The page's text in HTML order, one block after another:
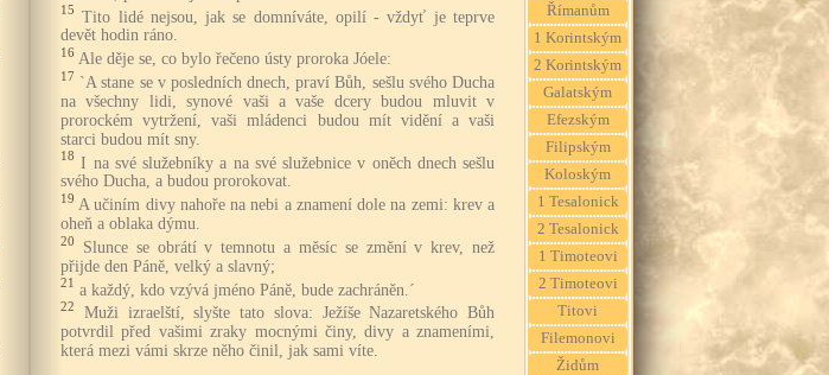
15
Tito lidé nejsou, jak se domníváte, opilí - vždyť je teprve
devět hodin ráno.
16 Ale děje se, co bylo řečeno ústy proroka Jóele:
17 `A stane se v posledních dnech, praví Bůh, sešlu svého Ducha
na všechny lidi, synové vaši a vaše dcery budou mluvit v
prorockém vytržení, vaši mládenci budou mít vidění a vaši
starci budou mít sny.
18 I na své služebníky a na své služebnice v oněch dnech sešlu
svého Ducha, a budou prorokovat.
19 A učiním divy nahoře na nebi a znamení dole na zemi: krev a
oheň a oblaka dýmu.
20
Slunce se obrátí v temnotu a měsíc se změní v krev, než
přijde den Páně, velký a slavný;
21 a každý, kdo vzývá jméno Páně, bude zachráněn.´
22
Muži izraelští, slyšte tato slova: Ježíše Nazaretského Bůh
potvrdil před vašimi zraky mocnými činy, divy a znameními,
která mezi vámi skrze něho činil, jak sami víte.
Římanům
1 Korintským
2 Korintským
Galatským
Efezským
Filipským
Koloským
1 Tesalonick
2 Tesalonick
1 Timoteovi
2 Timoteovi
Titovi
Filemonovi
Židům